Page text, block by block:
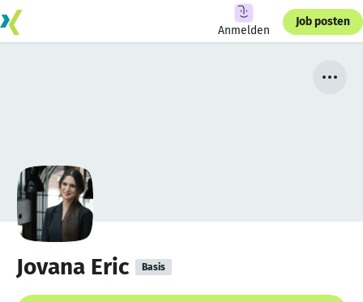
Anmelden
Job posten
Jovana Eric Basis